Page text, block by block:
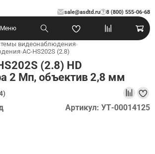
sale@asdtd.ru 8 (800) 555-06-68
?
Меню
видеонаблюдения›
›AC-HS202S (2.8)
(2.8) HD
2 Мп, объектив 2,8 мм
Артикул: УТ-00014125